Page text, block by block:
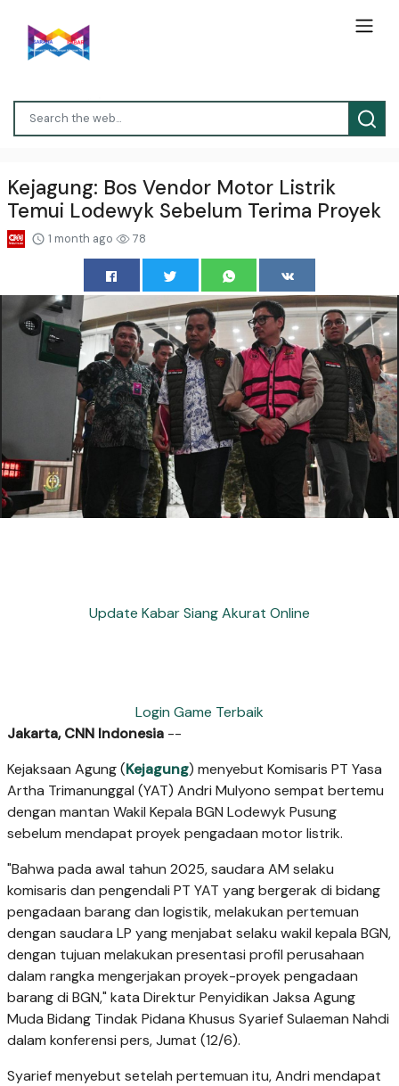
Kejagung: Bos Vendor Motor Listrik
Temui Lodewyk Sebelum Terima Proyek
1 month ago 78
Update Kabar Siang Akurat Online
Login Game Terbaik
Jakarta, CNN Indonesia --
Kejaksaan Agung (Kejagung) menyebut Komisaris PT Yasa
Artha Trimanunggal (YAT) Andri Mulyono sempat bertemu
dengan mantan Wakil Kepala BGN Lodewyk Pusung
sebelum mendapat proyek pengadaan motor listrik.
"Bahwa pada awal tahun 2025, saudara AM selaku
komisaris dan pengendali PT YAT yang bergerak di bidang
pengadaan barang dan logistik, melakukan pertemuan
dengan saudara LP yang menjabat selaku wakil kepala BGN,
dengan tujuan melakukan presentasi profil perusahaan
dalam rangka mengerjakan proyek-proyek pengadaan
barang di BGN," kata Direktur Penyidikan Jaksa Agung
Muda Bidang Tindak Pidana Khusus Syarief Sulaeman Nahdi
dalam konferensi pers, Jumat (12/6).
Syarief menyebut setelah pertemuan itu, Andri mendapat